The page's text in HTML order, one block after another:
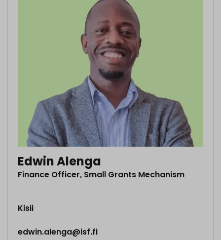
Edwin Alenga
Finance Officer, Small Grants Mechanism
Kisii
edwin.alenga@isf.fi